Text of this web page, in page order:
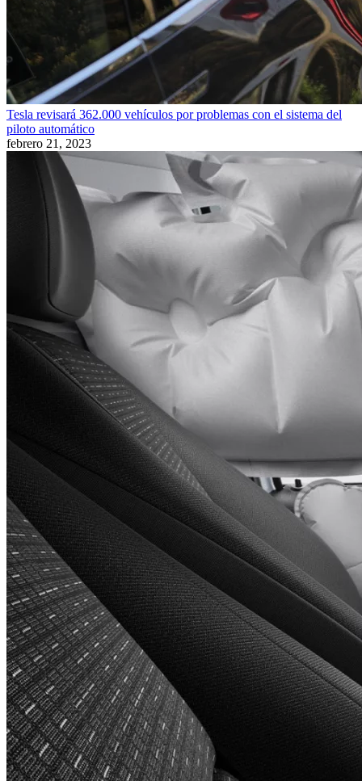
Tesla revisará 362.000 vehículos por problemas con el sistema del
piloto automático
febrero 21, 2023